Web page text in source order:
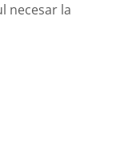
necesar la